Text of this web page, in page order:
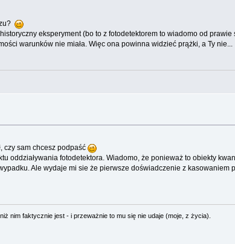
eksperyment (bo to z fotodetektorem to wiadomo od
warunków nie miała. Więc ona powinna widzieć prążki, a Ty nie...
czy sam chcesz podpaść
oddziaływania fotodetektora. Wiadomo, że ponieważ to obiekty
Ale wydaje mi sie że pierwsze doświadczenie z kasowaniem
nim faktycznie jest - i przeważnie to mu się nie udaje (moje, z życia).